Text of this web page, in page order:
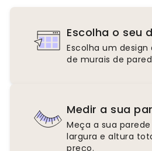
Escolha o seu
Escolha um
de murais de
Medir a sua
Meça a sua
largura e altura
preço.